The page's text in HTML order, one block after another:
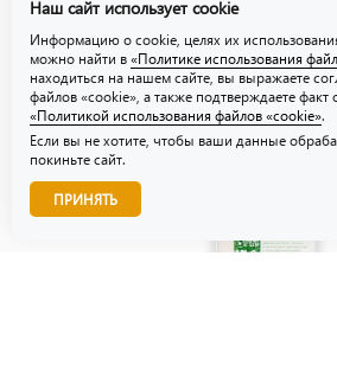
Политика использования
Звоните нам!
Наш сайт использует cookie
Информацию о cookie, целях их
можно найти в «Политике использования
находиться на нашем сайте, вы выражаете
файлов «cookie», а также подтверждаете факт
«Политикой использования файлов «cookie».
Если вы не хотите, чтобы ваши данные
покиньте сайт.
ПРИНЯТЬ